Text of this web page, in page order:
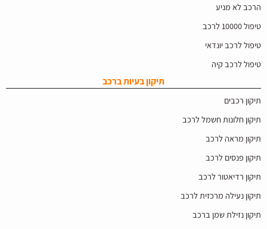
הרכב לא מניע
טיפול 10000 לרכב
טיפול לרכב יונדאי
טיפול לרכב קיה
תיקון בעיות ברכב
תיקון רכבים
תיקון חלונות חשמל לרכב
תיקון מראה לרכב
תיקון פנסים לרכב
תיקון רדיאטור לרכב
תיקון נעילה מרכזית לרכב
תיקון נזילת שמן ברכב